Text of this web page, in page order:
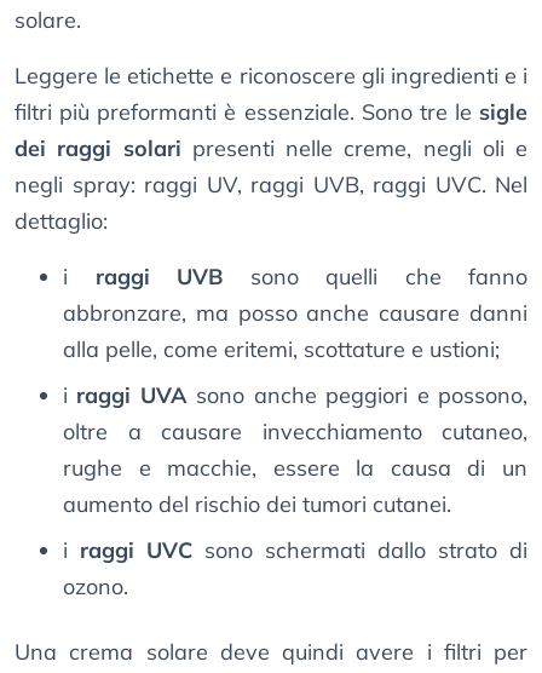
solare.
Leggere le etichette e riconoscere gli ingredienti e i
filtri più preformanti è essenziale. Sono tre le sigle
dei raggi solari presenti nelle creme, negli oli e
negli spray: raggi UV, raggi UVB, raggi UVC. Nel
dettaglio:
i raggi UVB sono quelli che fanno
abbronzare, ma posso anche causare danni
alla pelle, come eritemi, scottature e ustioni;
i raggi UVAsono anche peggiori e possono,
oltre a causare invecchiamento cutaneo,
rughe e macchie, essere la causa di un
aumento del rischio dei tumori cutanei.
i raggi UVC sono schermati dallo strato di
ozono.
Una crema solare deve quindi avere i filtri per